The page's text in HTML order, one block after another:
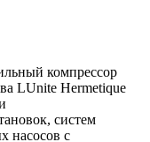
компрессор
LUnite Hermetique
систем
насосов с